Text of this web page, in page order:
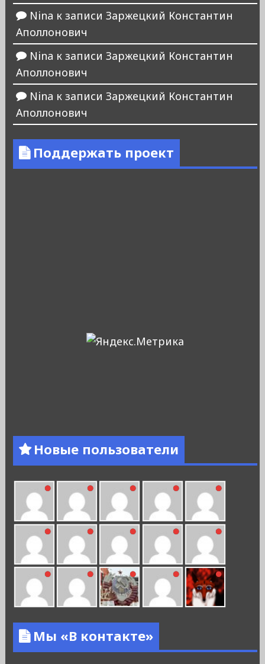
Nina к записи Заржецкий Константин
Аполлонович
Nina к записи Заржецкий Константин
Аполлонович
Nina к записи Заржецкий Константин
Аполлонович
Поддержать проект
Новые пользователи
Мы «В контакте»